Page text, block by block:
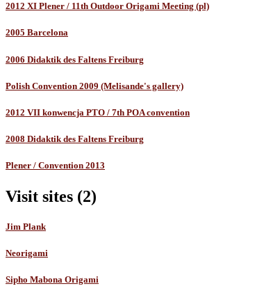
2012 XI Plener / 11th Outdoor Origami Meeting (pl)
2005 Barcelona
2006 Didaktik des Faltens Freiburg
Polish Convention 2009 (Melisande's gallery)
2012 VII konwencja PTO / 7th POA convention
2008 Didaktik des Faltens Freiburg
Plener / Convention 2013
Visit sites (2)
Jim Plank
Neorigami
Sipho Mabona Origami